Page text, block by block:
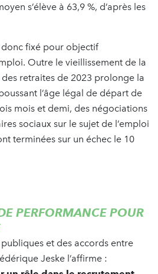
s’élève à 63,9 %, d’après les
donc fixé pour objectif
Outre le vieillissement de la
retraites de 2023 prolonge la
l’âge légal de départ de
mois et demi, des négociations
sociaux sur le sujet de l’emploi
terminées sur un échec le 10
PERFORMANCE POUR
et des accords entre
Jeske l’affirme :